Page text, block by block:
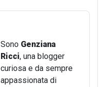
Sono Genziana
Ricci, una blogger
curiosa e da sempre
appassionata di